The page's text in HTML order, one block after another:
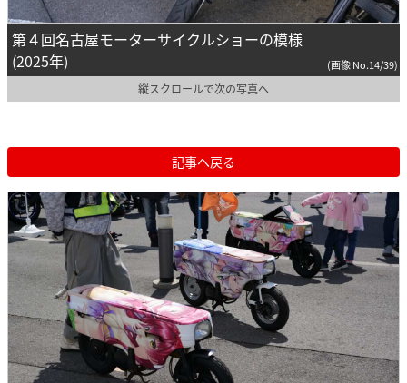
第４回名古屋モーターサイクルショーの模様
(2025年)
(画像 No.14/39)
縦スクロールで次の写真へ
記事へ戻る